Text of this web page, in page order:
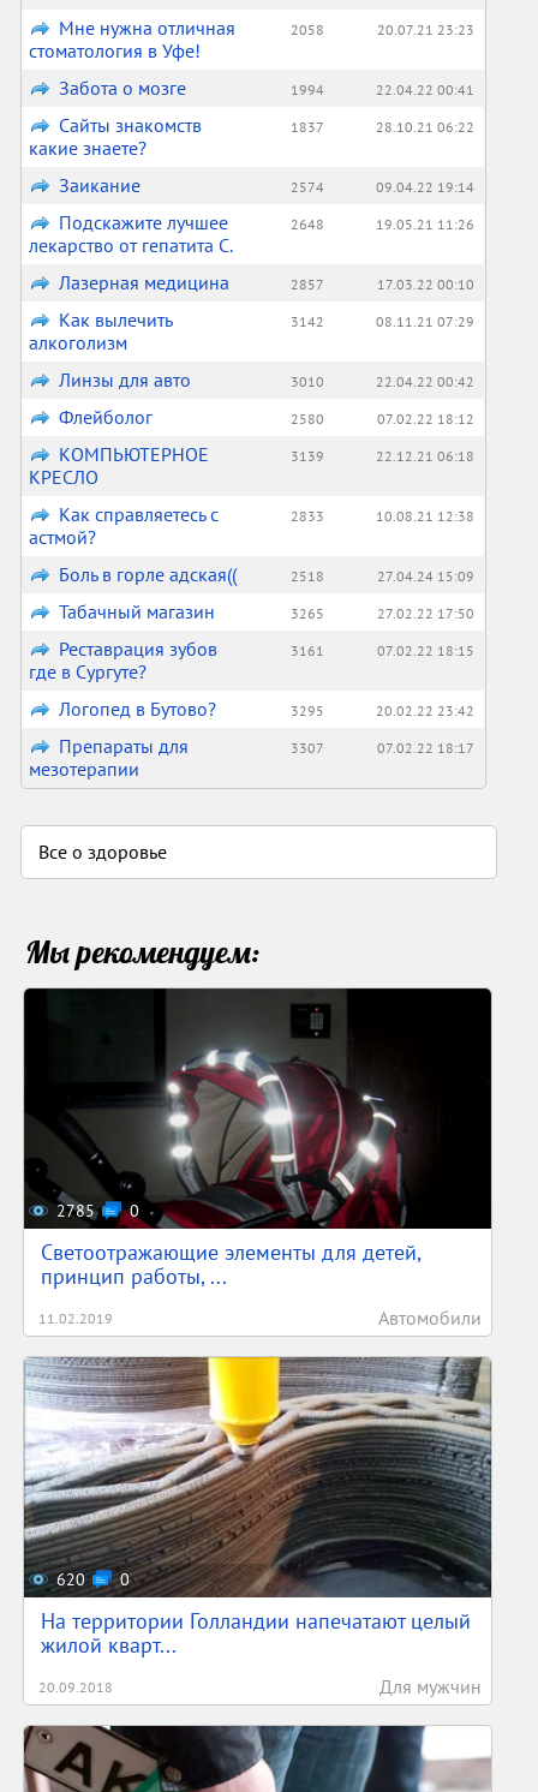
Мне нужна отличная
стоматология в Уфе!
2058 20.07.21 23:23
Забота о мозге 1994 22.04.22 00:41
Сайты знакомств
какие знаете?
1837 28.10.21 06:22
Заикание 2574 09.04.22 19:14
Подскажите лучшее
лекарство от гепатита С.
2648 19.05.21 11:26
Лазерная медицина 2857 17.03.22 00:10
Как вылечить
алкоголизм
3142 08.11.21 07:29
Линзы для авто 3010 22.04.22 00:42
Флейболог 2580 07.02.22 18:12
КОМПЬЮТЕРНОЕ
КРЕСЛО
3139 22.12.21 06:18
Как справляетесь с
астмой?
2833 10.08.21 12:38
Боль в горле адская(( 2518 27.04.24 15:09
Табачный магазин 3265 27.02.22 17:50
Реставрация зубов
где в Сургуте?
3161 07.02.22 18:15
Логопед в Бутово? 3295 20.02.22 23:42
Препараты для
мезотерапии
3307 07.02.22 18:17
Все о здоровье
Мы рекомендуем:
2785 0
Светоотражающие элементы для детей,
принцип работы, ...
11.02.2019 Автомобили
620 0
На территории Голландии напечатают целый
жилой кварт...
20.09.2018 Для мужчин